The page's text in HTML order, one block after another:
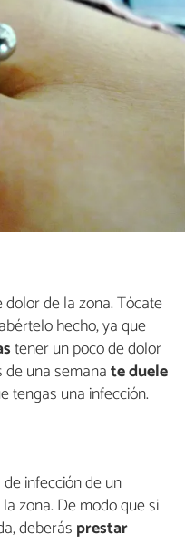
de la zona. Tócate
hecho, ya que
tener un poco de dolor
de una semanate duele
tengas una infección.
infección de un
zona. De modo que si
deberás prestar